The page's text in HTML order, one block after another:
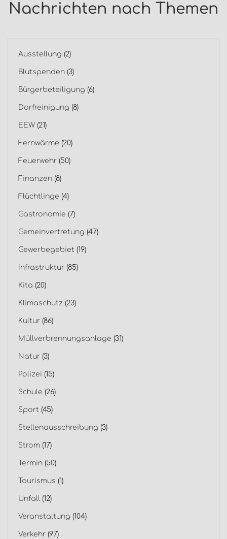
Nachrichten nach Themen
Ausstellung (2)
Blutspenden (3)
Bürgerbeteiligung (6)
Dorfreinigung (8)
EEW (21)
Fernwärme (20)
Feuerwehr (50)
Finanzen (8)
Flüchtlinge (4)
Gastronomie (7)
Gemeinvertretung (47)
Gewerbegebiet (19)
Infrastruktur (85)
Kita (20)
Klimaschutz (23)
Kultur (86)
Müllverbrennungsanlage (31)
Natur (3)
Polizei (15)
Schule (26)
Sport (45)
Stellenausschreibung (3)
Strom (17)
Termin (50)
Tourismus (1)
Unfall (12)
Veranstaltung (104)
Verkehr (97)